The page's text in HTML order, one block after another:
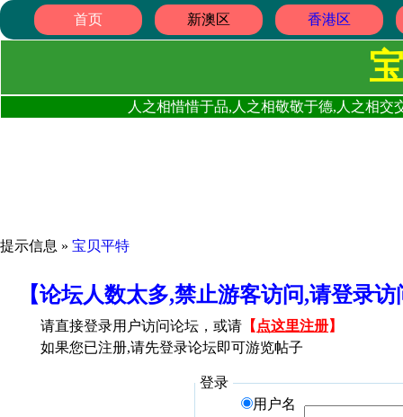
首页 新澳区 香港区
人之相惜惜于品,人之相敬敬于德,人之相
提示信息 » 宝贝平特
【论坛人数太多,禁止游客访问,请登录
请直接登录用户访问论坛，或请 【 点这里注册】
如果您已注册,请先登录论坛即可游览帖子
登录
用户名